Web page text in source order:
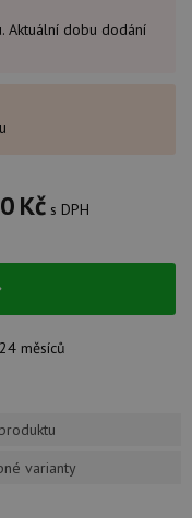
Aktuální dobu dodání
Kč s DPH
24 měsíců
varianty